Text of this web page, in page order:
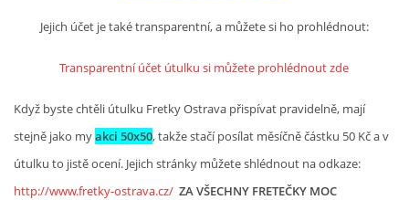
Jejich účet je také transparentní, a můžete si ho prohlédnout:
Transparentní účet útulku si můžete prohlédnout zde
Když byste chtěli útulku Fretky Ostrava přispívat pravidelně, mají
stejně jako myakci 50x50, takže stačí posílat měsíčně částku 50 Kč a v
útulku to jistě ocení. Jejich stránky můžete shlédnout na odkaze:
http://www.fretky-ostrava.cz/ ZA VŠECHNY FRETEČKY MOC